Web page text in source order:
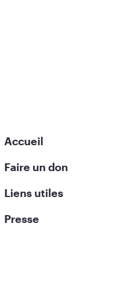
Accueil
Faire un don
Liens utiles
Presse